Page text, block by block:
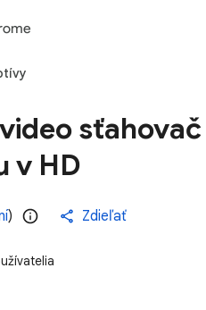
v HD
) Zdieľať